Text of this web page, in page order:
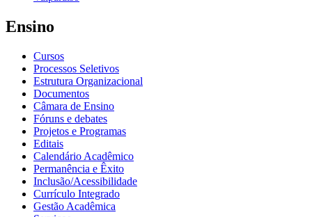
Ensino
Cursos
Processos Seletivos
Estrutura Organizacional
Documentos
Câmara de Ensino
Fóruns e debates
Projetos e Programas
Editais
Calendário Acadêmico
Permanência e Êxito
Inclusão/Acessibilidade
Currículo Integrado
Gestão Acadêmica